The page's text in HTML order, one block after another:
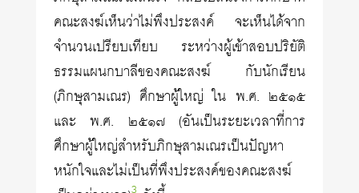
คณะสงฆ์เห็นว่าไม่พึงประสงค์ จะเห็นได้จาก
จำนวนเปรียบเทียบ ระหว่างผู้เข้าสอบปริยัติ
ธรรมแผนกบาลีของคณะสงฆ์ กับนักเรียน
(ภิกษุสามเณร) ศึกษาผู้ใหญ่ ใน พ.ศ. ๒๕๑๕
และ พ.ศ. ๒๕๑๗ (อันเป็นระยะเวลาที่การ
ศึกษาผู้ใหญ่สำหรับภิกษุสามเณรเป็นปัญหา
หนักใจและไม่เป็นที่พึงประสงค์ของคณะสงฆ์